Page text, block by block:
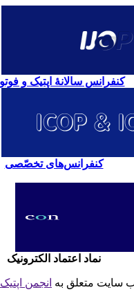
کنفرانس سالانۀ اپتیک و
کنفرانس‌های تخصّصی
نماد اعتماد الکترونیک
سایت متعلق بهانجمن اپتیک و